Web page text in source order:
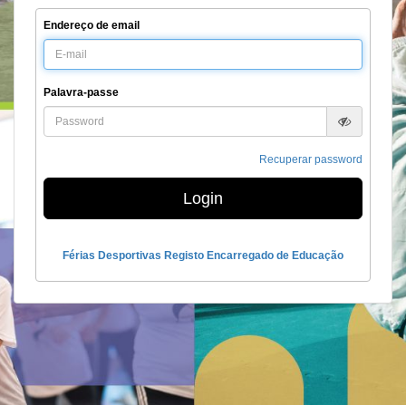
Endereço de email
Palavra-passe
Recuperar password
Login
Férias Desportivas Registo Encarregado de Educação